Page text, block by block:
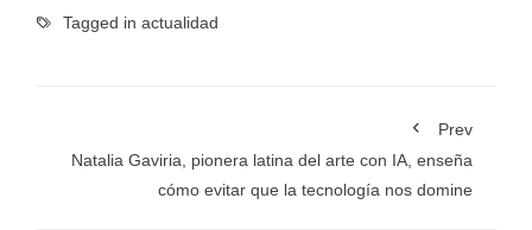
Tagged in actualidad
Prev
Natalia Gaviria, pionera latina del arte con IA, enseña
cómo evitar que la tecnología nos domine